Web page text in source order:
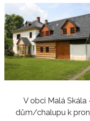
V obci Malá Skála
dům/chalupu k